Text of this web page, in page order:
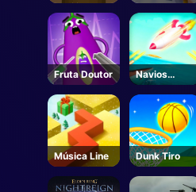
habilidade
Moda
Fruta Doutor
Navios
Armada
Música Line Dunk Tiro